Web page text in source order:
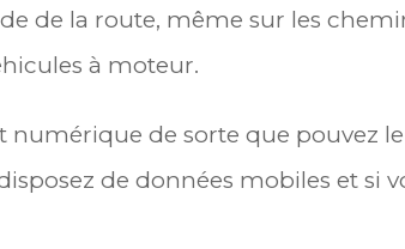
de la route, même sur les
à moteur.
numérique de sorte que pouvez
de données mobiles et si